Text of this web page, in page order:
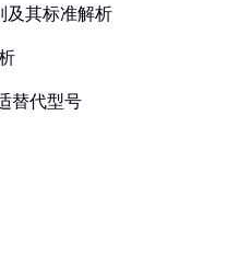
及其标准解析
替代型号